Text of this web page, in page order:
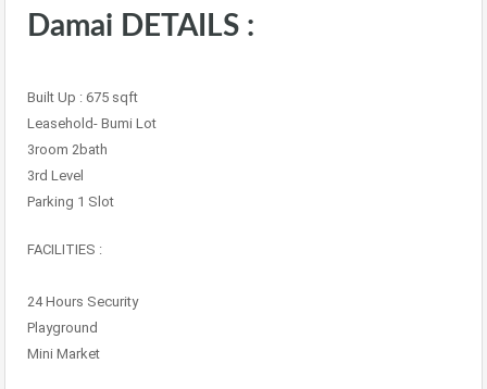
Damai DETAILS :
Built Up : 675 sqft
Leasehold- Bumi Lot
3room 2bath
3rd Level
Parking 1 Slot
FACILITIES :
24 Hours Security
Playground
Mini Market